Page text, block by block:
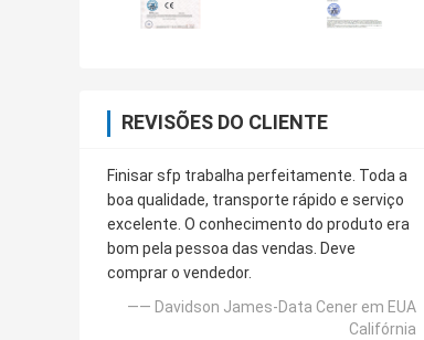
REVISÕES DO CLIENTE
Finisar sfp trabalha perfeitamente. Toda a
boa qualidade, transporte rápido e serviço
excelente. O conhecimento do produto era
bom pela pessoa das vendas. Deve
comprar o vendedor.
—— Davidson James-Data Cener em EUA
Califórnia